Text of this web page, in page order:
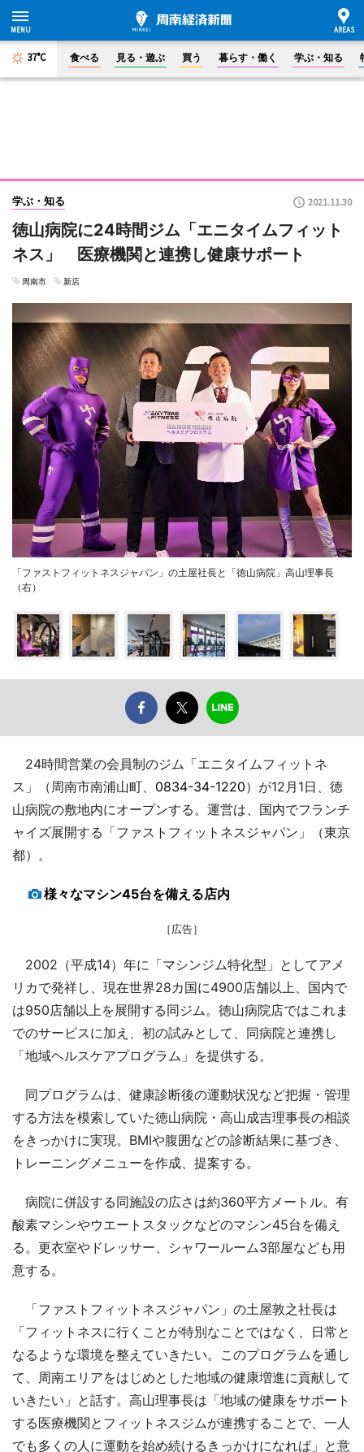
37°C 食べる 見る・遊ぶ 買う 暮らす・働く 学ぶ・知る
学ぶ・知る 2021.11.30
徳山病院に24時間ジム「エニタイムフィット
ネス」 医療機関と連携し健康サポート
周南市 新店
「ファストフィットネスジャパン」の土屋社長と「徳山病院」高山理事長
（右）
24時間営業の会員制のジム「エニタイムフィットネ
ス」（周南市南浦山町、 0834-34-1220）が12月1日、徳
山病院の敷地内にオープンする。運営は、国内でフランチ
ャイズ展開する「ファストフィットネスジャパン」（東京
都）。
様々なマシン45台を備える店内
［広告］
2002（平成14）年に「マシンジム特化型」としてアメ
リカで発祥し、現在世界28カ国に4900店舗以上、国内で
は950店舗以上を展開する同ジム。徳山病院店ではこれま
でのサービスに加え、初の試みとして、同病院と連携し
「地域ヘルスケアプログラム」を提供する。
同プログラムは、健康診断後の運動状況など把握・管理
する方法を模索していた徳山病院・高山成吉理事長の相談
をきっかけに実現。BMIや腹囲などの診断結果に基づき、
トレーニングメニューを作成、提案する。
病院に併設する同施設の広さは約360平方メートル。有
酸素マシンやウエートスタックなどのマシン45台を備え
る。更衣室やドレッサー、シャワールーム3部屋なども用
意する。
「ファストフィットネスジャパン」の土屋敦之社長は
「フィットネスに行くことが特別なことではなく、日常と
なるような環境を整えていきたい。このプログラムを通し
て、周南エリアをはじめとした地域の健康増進に貢献して
いきたい」と話す。高山理事長は「地域の健康をサポート
する医療機関とフィットネスジムが連携することで、一人
でも多くの人に運動を始め続けるきっかけになれば」と意